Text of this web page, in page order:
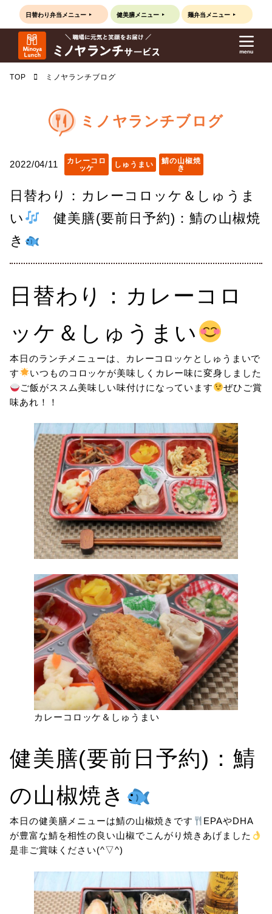
日替わり弁当 メニュー 健美膳メニュー 麺弁当 メニュー
TOP ミノヤランチブログ
ミノヤランチブログ
2022/04/11
カレーコロ
ッケ
しゅうまい
鯖の山椒焼
き
日替わり：カレーコロッケ＆しゅうま
い
健美膳(要前日予約)：鯖の山椒焼
き
日替わり：カレーコロ
ッケ＆しゅうまい
本日のランチメニューは、カレーコロッケとしゅうまいで
す
いつものコロッケが美味しくカレー味に変身しました
ご飯がススム美味しい味付けになっています
ぜひご賞
味あれ！！
カレーコロッケ＆しゅうまい
健美膳(要前日予約)：鯖
の山椒焼き
本日の健美膳メニューは鯖の山椒焼きです
EPAやDHA
が豊富な鯖を相性の良い山椒でこんがり焼きあげました
是非ご賞味ください(^▽^)